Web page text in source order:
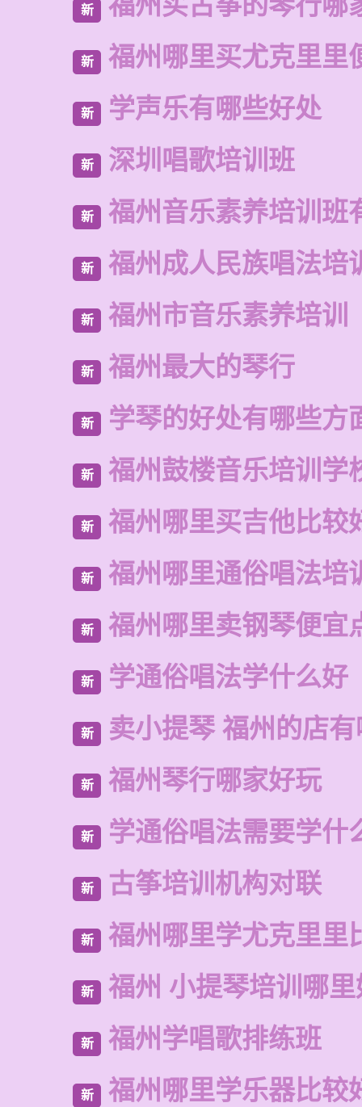
新
新 福州哪里买尤克里里
新 学声乐有哪些好处
新 深圳唱歌培训班
新 福州音乐素养培训班
新 福州成人民族唱法培
新 福州市音乐素养培训
新 福州最大的琴行
新 学琴的好处有哪些方
新 福州鼓楼音乐培训学
新 福州哪里买吉他比较
新 福州哪里通俗唱法培
新 福州哪里卖钢琴便宜
新 学通俗唱法学什么好
新 卖小提琴 福州的店
新 福州琴行哪家好玩
新 学通俗唱法需要学什
新 古筝培训机构对联
新 福州哪里学尤克里里
新 福州 小提琴培训哪
新 福州学唱歌排练班
新 福州哪里学乐器比较